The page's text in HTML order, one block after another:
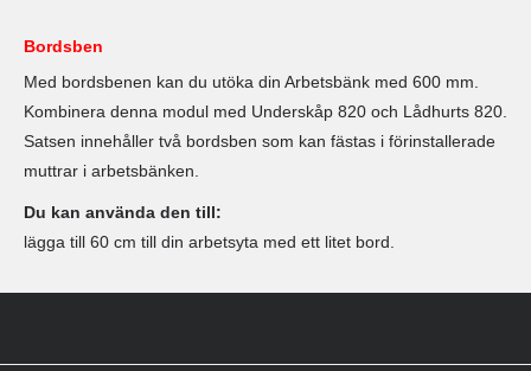
Bordsben
Med bordsbenen kan du utöka din Arbetsbänk med 600 mm.
Kombinera denna modul med Underskåp 820 och Lådhurts 820.
Satsen innehåller två bordsben som kan fästas i förinstallerade
muttrar i arbetsbänken.
Du kan använda den till:
lägga till 60 cm till din arbetsyta med ett litet bord.